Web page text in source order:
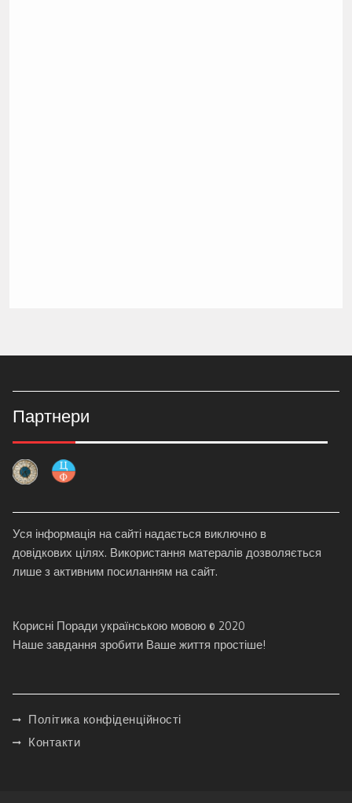
Партнери
Уся інформація на сайті надається виключно в
довідкових цілях. Використання матералів дозволяється
лише з активним посиланням на сайт.
Корисні Поради українською мовою © 2020
Наше завдання зробити Ваше життя простіше!
Політика конфіденційності
Контакти